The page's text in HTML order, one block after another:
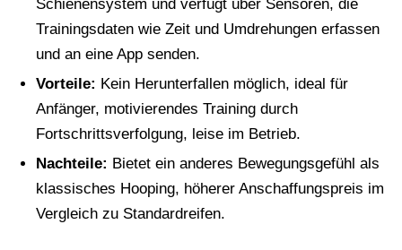
Schienensystem und verfügt über Sensoren, die
Trainingsdaten wie Zeit und Umdrehungen erfassen
und an eine App senden.
Vorteile: Kein Herunterfallen möglich, ideal für
Anfänger, motivierendes Training durch
Fortschrittsverfolgung, leise im Betrieb.
Nachteile: Bietet ein anderes Bewegungsgefühl als
klassisches Hooping, höherer Anschaffungspreis im
Vergleich zu Standardreifen.